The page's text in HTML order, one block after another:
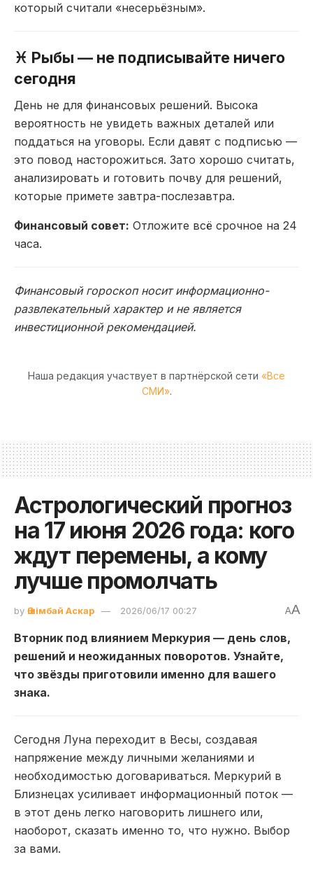
который считали «несерьёзным».
♓ Рыбы — не подписывайте ничего
сегодня
День не для финансовых решений. Высока
вероятность не увидеть важных деталей или
поддаться на уговоры. Если давят с подписью —
это повод насторожиться. Зато хорошо считать,
анализировать и готовить почву для решений,
которые примете завтра-послезавтра.
Финансовый совет: Отложите всё срочное на 24
часа.
Финансовый гороскоп носит информационно-
развлекательный характер и не является
инвестиционной рекомендацией.
Наша редакция участвует в партнёрской сети «Все
СМИ».
Астрологический прогноз
на 17 июня 2026 года: кого
ждут перемены, а кому
лучше промолчать
by Әшімбай Аскар 2026/06/17 00:27 AA
Вторник под влиянием Меркурия — день слов,
решений и неожиданных поворотов. Узнайте,
что звёзды приготовили именно для вашего
знака.
Сегодня Луна переходит в Весы, создавая
напряжение между личными желаниями и
необходимостью договариваться. Меркурий в
Близнецах усиливает информационный поток —
в этот день легко наговорить лишнего или,
наоборот, сказать именно то, что нужно. Выбор
за вами.